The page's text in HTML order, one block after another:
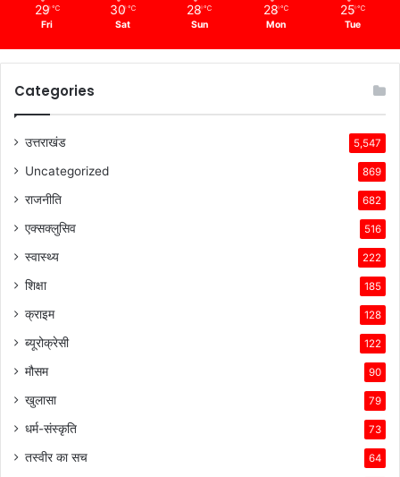
29 ℃
Fri
30 ℃
Sat
28 ℃
Sun
28 ℃
Mon
25 ℃
Tue
Categories
उत्तराखंड 5,547
Uncategorized 869
राजनीति 682
एक्सक्लुसिव 516
स्वास्थ्य 222
शिक्षा 185
क्राइम 128
ब्यूरोक्रेसी 122
मौसम 90
खुलासा 79
धर्म-संस्कृति 73
तस्वीर का सच 64